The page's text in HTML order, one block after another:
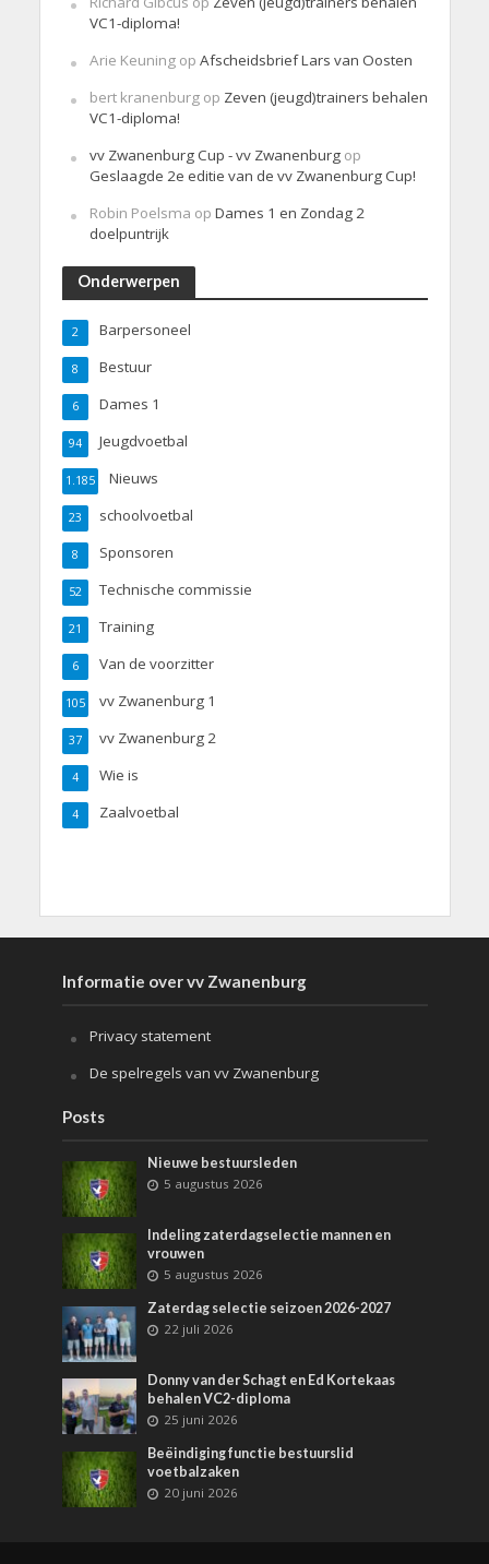
VC1-diploma!
Arie Keuningop Afscheidsbrief Lars van Oosten
bert kranenburgop Zeven (jeugd)trainers behalen
VC1-diploma!
vv Zwanenburg Cup - vv Zwanenburgop
Geslaagde 2e editie van de vv Zwanenburg Cup!
Robin Poelsma op Dames 1 en Zondag 2
doelpuntrijk
Onderwerpen
Barpersoneel
2
Bestuur
8
Dames 1
6
Jeugdvoetbal
94
Nieuws
1.185
schoolvoetbal
23
Sponsoren
8
Technische commissie
52
Training
21
Van de voorzitter
6
vv Zwanenburg 1
105
vv Zwanenburg 2
37
Wie is
4
Zaalvoetbal
4
Informatie over vv Zwanenburg
Privacy statement
De spelregels van vv Zwanenburg
Posts
Nieuwe bestuursleden
5 augustus 2026
Indeling zaterdagselectie mannen en
vrouwen
5 augustus 2026
Zaterdag selectie seizoen 2026-2027
22 juli 2026
Donny van der Schagt en Ed Kortekaas
behalen VC2-diploma
25 juni 2026
Beëindiging functie bestuurslid
voetbalzaken
20 juni 2026